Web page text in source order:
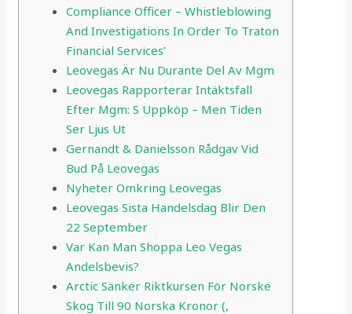
Compliance Officer – Whistleblowing
And Investigations In Order To Traton
Financial Services’
Leovegas Är Nu Durante Del Av Mgm
Leovegas Rapporterar Intäktsfall
Efter Mgm: S Uppköp – Men Tiden
Ser Ljus Ut
Gernandt & Danielsson Rådgav Vid
Bud På Leovegas
Nyheter Omkring Leovegas
Leovegas Sista Handelsdag Blir Den
22 September
Var Kan Man Shoppa Leo Vegas
Andelsbevis?
Arctic Sänker Riktkursen För Norske
Skog Till 90 Norska Kronor (,